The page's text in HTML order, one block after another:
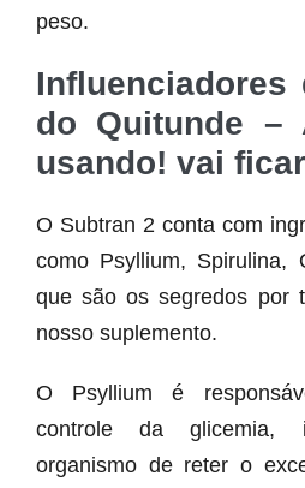
peso.
Influenciadores
do Quitunde –
usando! vai
O Subtran 2 conta com
como Psyllium, Spirulina,
que são os segredos por
nosso suplemento.
O Psyllium é
controle da glicemia,
organismo de reter o